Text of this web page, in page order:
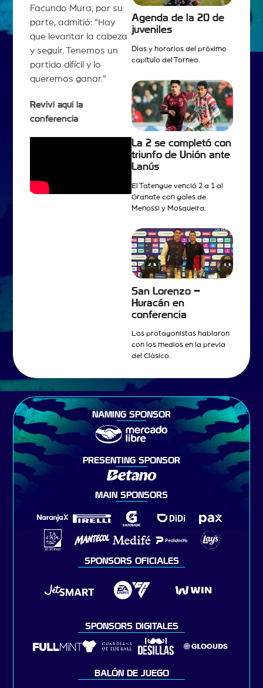
Facundo Mura, por su
parte, admitió: “Hay
que levantar la cabeza
y seguir. Tenemos un
partido difícil y lo
queremos ganar.”
Reviví aquí la
conferencia
Agenda de la 20 de
juveniles
Días y horarios del próximo
capítulo del Torneo.
La 2 se completó con
triunfo de Unión ante
Lanús
El Tatengue venció 2 a 1 al
Granate con goles de
Menossi y Mosqueira.
San Lorenzo –
Huracán en
conferencia
Los protagonistas hablaron
con los medios en la previa
del Clásico.
NAMING SPONSOR
PRESENTING SPONSOR
MAIN SPONSORS
SPONSORS OFICIALES
SPONSORS DIGITALES
BALÓN DE JUEGO